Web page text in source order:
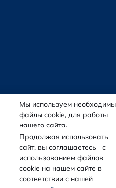
Мы используем
файлы cookie, для работы
нашего сайта.
Продолжая использовать
сайт, вы соглашаетесь с
использованием файлов
cookie на нашем сайте в
соответствии с нашей